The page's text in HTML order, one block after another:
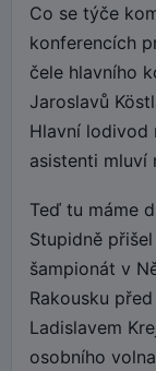
Co se týče
konferencích
čele hlavního
Jaroslavů
Hlavní lodivod
asistenti mluví
Teď tu máme
Stupidně
šampionát v
Rakousku
Ladislavem
osobního